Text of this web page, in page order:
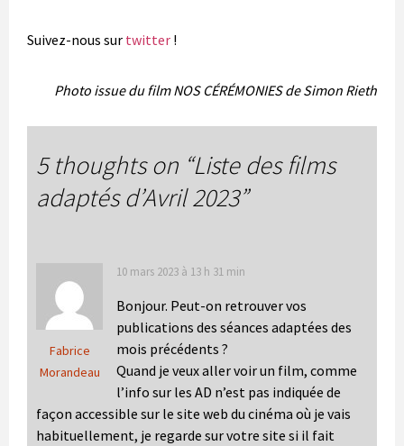
Suivez-nous sur twitter !
Photo issue du film NOS CÉRÉMONIES de Simon Rieth
5 thoughts on “Liste des films
adaptés d’Avril 2023”
Fabrice
Morandeau
10 mars 2023 à 13 h 31 min
Bonjour. Peut-on retrouver vos
publications des séances adaptées des
mois précédents ?
Quand je veux aller voir un film, comme
l’info sur les AD n’est pas indiquée de
façon accessible sur le site web du cinéma où je vais
habituellement, je regarde sur votre site si il fait